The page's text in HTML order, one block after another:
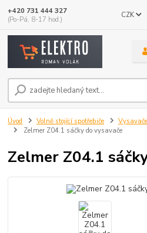
CZK
+420 731 444 327
(Po-Pá, 8-17 hod.)
Úvod Volně stojící spotřebiče Vysavače
Zelmer Z04.1 sáčky do vysavače
Zelmer Z04.1